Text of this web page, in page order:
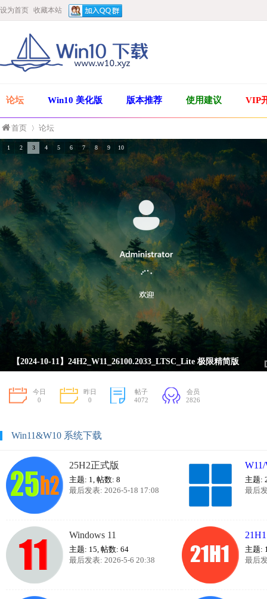
设为首页 收藏本站
论坛 Win10 美化版 版本推荐 使用建议 VIP
首页
»
论坛
【2024-10-11】24H2_W11_26100.2033_LTSC_Lite 极限精简版
1 2 3 4 5 6 7 8 9 10
今日
0
昨日
0
帖子
4072
会员
2826
Win11&W10 系统下载
25H2正式版
主题: 1, 帖数: 8
最后发表: 2026-5-18 17:08
主题:
最后
Windows 11
主题: 15, 帖数: 64
最后发表: 2026-5-6 20:38
主题:
最后